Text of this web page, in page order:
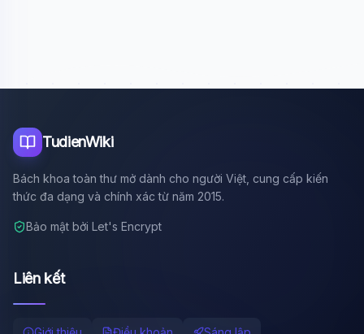
TudienWiki
Bách khoa toàn thư mở dành cho người Việt, cung cấp kiến
thức đa dạng và chính xác từ năm 2015.
Bảo mật bởi Let's Encrypt
Liên kết